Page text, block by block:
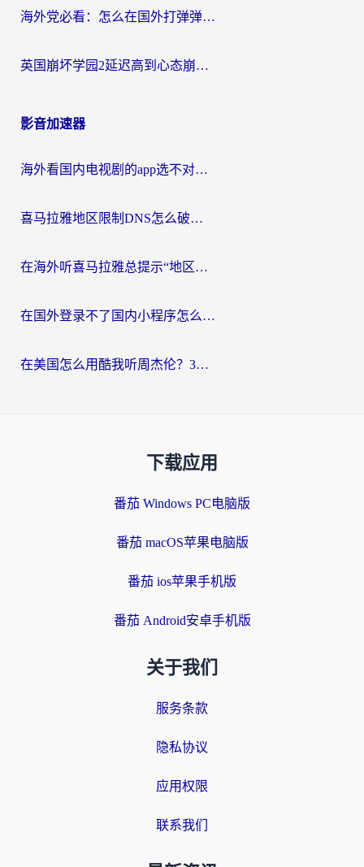
海外党必看：怎么在国外打弹弹堂不卡？番茄加速器亲测指南
英国崩坏学园2延迟高到心态崩？海外党国服游戏加速终极指南
影音加速器
海外看国内电视剧的app选不对？这份回国加速器避坑指南帮你流畅追剧
喜马拉雅地区限制DNS怎么破？海外党听国内音乐听书的终极解决方案
在海外听喜马拉雅总提示“地区限制”？3步轻松解除+听国内音乐全攻略
在国外登录不了国内小程序怎么办？选对回国加速器，轻松解锁国内资源
在美国怎么用酷我听周杰伦？3步搞定海外听歌难题
下载应用
番茄 Windows PC电脑版
番茄 macOS苹果电脑版
番茄 ios苹果手机版
番茄 Android安卓手机版
关于我们
服务条款
隐私协议
应用权限
联系我们